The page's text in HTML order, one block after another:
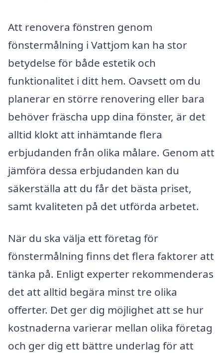
Att renovera fönstren genom
fönstermålning i Vattjom kan ha stor
betydelse för både estetik och
funktionalitet i ditt hem. Oavsett om du
planerar en större renovering eller bara
behöver fräscha upp dina fönster, är det
alltid klokt att inhämtande flera
erbjudanden från olika målare. Genom att
jämföra dessa erbjudanden kan du
säkerställa att du får det bästa priset,
samt kvaliteten på det utförda arbetet.
När du ska välja ett företag för
fönstermålning finns det flera faktorer att
tänka på. Enligt experter rekommenderas
det att alltid begära minst tre olika
offerter. Det ger dig möjlighet att se hur
kostnaderna varierar mellan olika företag
och ger dig ett bättre underlag för att